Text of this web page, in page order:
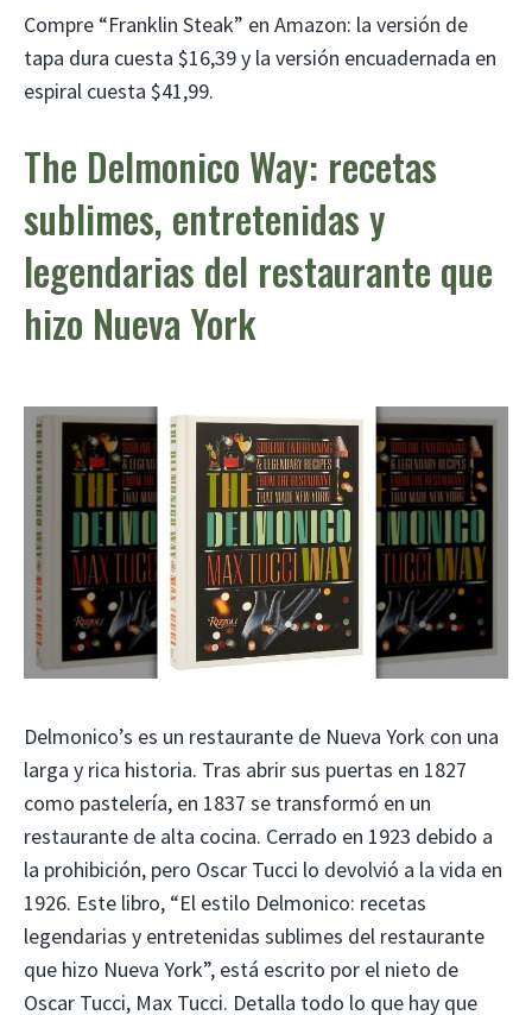
Compre “Franklin Steak” en Amazon: la versión de
tapa dura cuesta $16,39 y la versión encuadernada en
espiral cuesta $41,99.
The Delmonico Way: recetas
sublimes, entretenidas y
legendarias del restaurante que
hizo Nueva York
Delmonico’s es un restaurante de Nueva York con una
larga y rica historia. Tras abrir sus puertas en 1827
como pastelería, en 1837 se transformó en un
restaurante de alta cocina. Cerrado en 1923 debido a
la prohibición, pero Oscar Tucci lo devolvió a la vida en
1926. Este libro, “El estilo Delmonico: recetas
legendarias y entretenidas sublimes del restaurante
que hizo Nueva York”, está escrito por el nieto de
Oscar Tucci, Max Tucci. Detalla todo lo que hay que